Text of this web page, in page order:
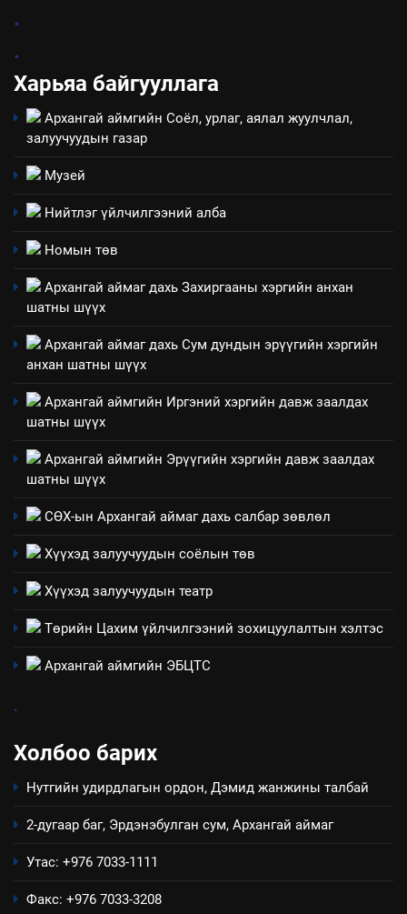
4
ажиллагааны жилийн
5
салбар зөвлөл” аяны хүрээнд
хэмжээний төлөвлөгөө
6
Санхүүгийн тайланд хийсэн
аудитын дүгнэлт
7
Үйл ажиллагаандаа мөрдөж
ИЛ ТОД БАЙДАЛ
Мэдээлэл хариуцагчийн
үйлдвэрлэл, үйлчилгээ,
нөлөөллийн талаарх
.
.
Харьяа байгууллага
Архангай аймгийн Соёл, урлаг, аялал жуулчлал,
залуучуудын газар
Музей
Нийтлэг үйлчилгээний алба
Номын төв
Архангай аймаг дахь Захиргааны хэргийн анхан
шатны шүүх
Архангай аймаг дахь Сум дундын эрүүгийн хэргийн
анхан шатны шүүх
Архангай аймгийн Иргэний хэргийн давж заалдах
шатны шүүх
Архангай аймгийн Эрүүгийн хэргийн давж заалдах
шатны шүүх
СӨХ-ын Архангай аймаг дахь салбар зөвлөл
Хүүхэд залуучуудын соёлын төв
Хүүхэд залуучуудын театр
Төрийн Цахим үйлчилгээний зохицуулалтын хэлтэс
Архангай аймгийн ЭБЦТС
.
Холбоо барих
Нутгийн удирдлагын ордон, Дэмид жанжины талбай
2-дугаар баг, Эрдэнэбулган сум, Архангай аймаг
Утас: +976 7033-1111
Факс: +976 7033-3208